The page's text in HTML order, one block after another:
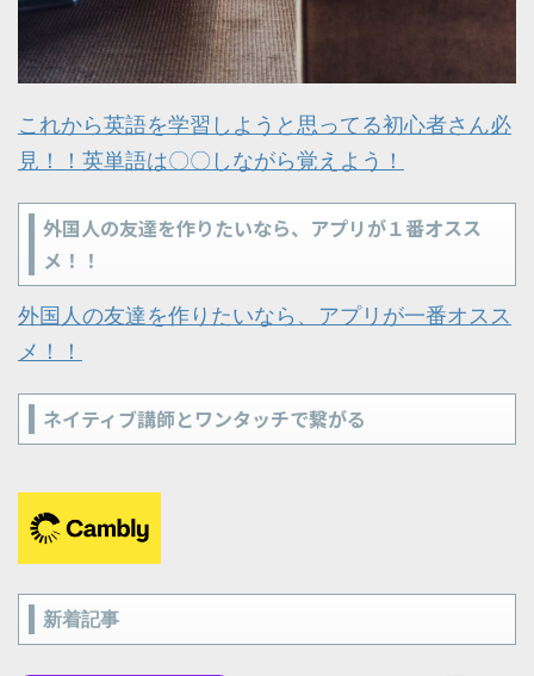
これから英語を学習しようと思ってる初心者さん必
見！！英単語は〇〇しながら覚えよう！
外国人の友達を作りたいなら、アプリが１番オスス
メ！！
外国人の友達を作りたいなら、アプリが一番オスス
メ！！
ネイティブ講師とワンタッチで繋がる
新着記事